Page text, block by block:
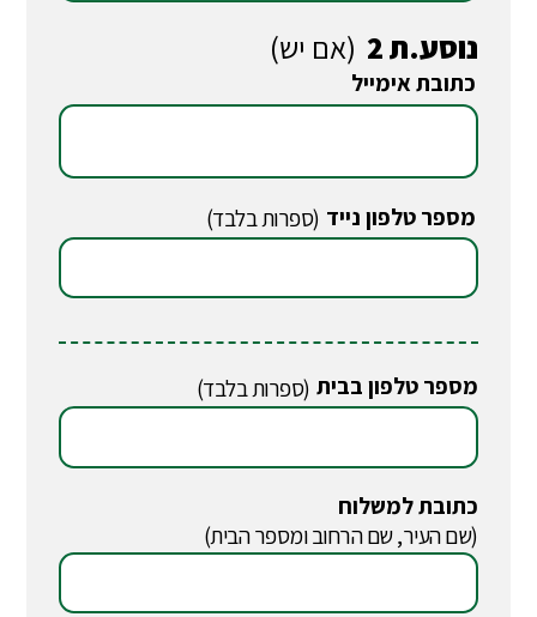
נוסע.ת 2 (אם יש)
כתובת אימייל
מספר טלפון נייד (ספרות בלבד)
מספר טלפון בבית (ספרות בלבד)
כתובת למשלוח
(שם העיר, שם הרחוב ומספר הבית)